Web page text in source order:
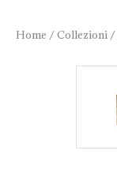
Home /Collezioni /